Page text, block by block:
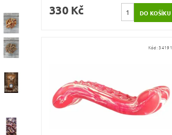
330 Kč
Kód:34191